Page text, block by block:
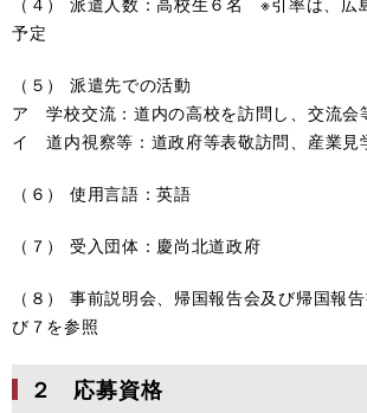
予定
（５） 派遣先での活動
ア 学校交流：道内の高校を訪問し、交流会
イ 道内視察等：道政府等表敬訪問、産業見
（６） 使用言語：英語
（７） 受入団体：慶尚北道政府
（８） 事前説明会、帰国報告会及び帰国報
び７を参照
２ 応募資格